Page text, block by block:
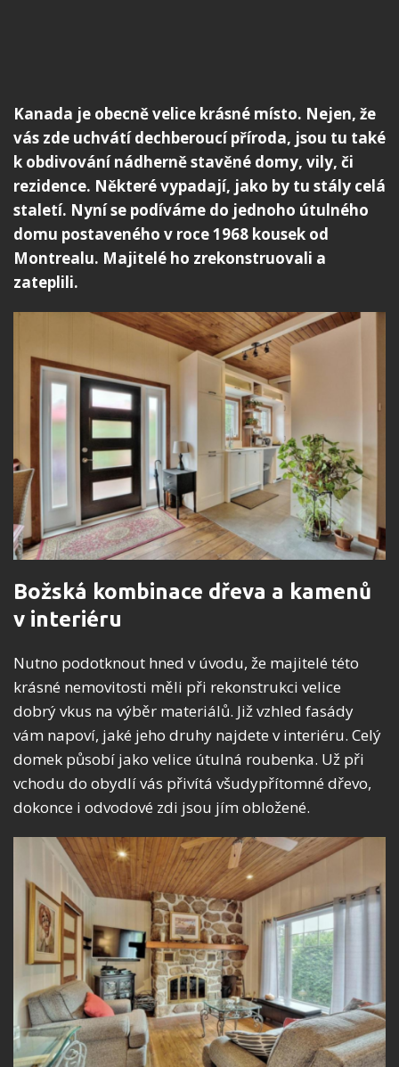
Kanada je obecně velice krásné místo. Nejen, že
vás zde uchvátí dechberoucí příroda, jsou tu také
k obdivování nádherně stavěné domy, vily, či
rezidence. Některé vypadají, jako by tu stály celá
staletí. Nyní se podíváme do jednoho útulného
domu postaveného v roce 1968 kousek od
Montrealu. Majitelé ho zrekonstruovali a
zateplili.
Božská kombinace dřeva a kamenů
v interiéru
Nutno podotknout hned v úvodu, že majitelé této
krásné nemovitosti měli při rekonstrukci velice
dobrý vkus na výběr materiálů. Již vzhled fasády
vám napoví, jaké jeho druhy najdete v interiéru. Celý
domek působí jako velice útulná roubenka. Už při
vchodu do obydlí vás přivítá všudypřítomné dřevo,
dokonce i odvodové zdi jsou jím obložené.